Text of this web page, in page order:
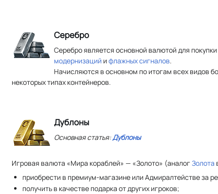
Серебро
Серебро является основной валютой для
модернизаций и флажных сигналов.
Начисляются в основном по итогам всех видов
некоторых типах контейнеров.
Дублоны
Основная статья:Дублоны
Игровая валюта «Мира кораблей» — «Золото» (аналог Золота
приобрести в премиум-магазине или Адмиралтействе за
получить в качестве подарка от других игроков;